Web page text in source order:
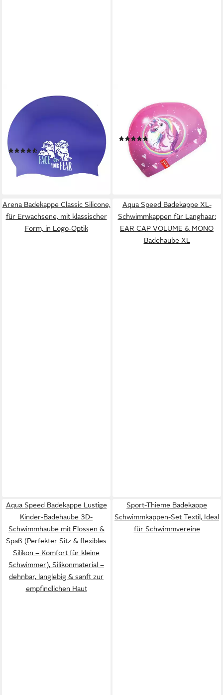
Badekappe Disney Frozen
Silikon Schwimmkappe –
Kinder chlorresistent &
(2)
ab 9,95 € 14,95 €
-33%
Badekappe Einhornportrait,
schnell trocknend, für Kinder,
für Schwimmunterricht, Rosa
(2)
18,19 €
lieferbar - in 2-3 Werktagen bei dir
Arena Badekappe Classic Silicone,
für Erwachsene, mit klassischer
Form, in Logo-Optik
Aqua Speed Badekappe XL-
Schwimmkappen für Langhaar:
EAR CAP VOLUME & MONO
Badehaube XL
Aqua Speed Badekappe Lustige
Kinder-Badehaube 3D-
Schwimmhaube mit Flossen &
Spaß (Perfekter Sitz & flexibles
Silikon – Komfort für kleine
Schwimmer), Silikonmaterial –
dehnbar, langlebig & sanft zur
empfindlichen Haut
Sport-Thieme Badekappe
Schwimmkappen-Set Textil, Ideal
für Schwimmvereine